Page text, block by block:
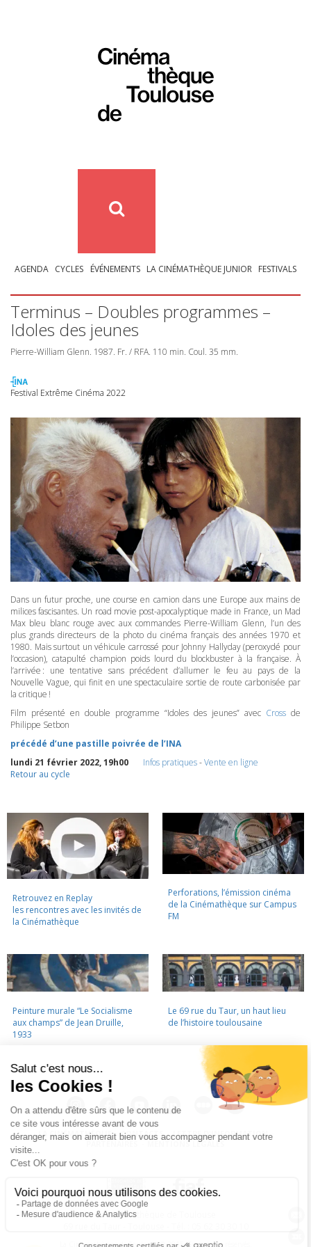
AGENDA CYCLES ÉVÉNEMENTS LA CINÉMATHÈQUE JUNIOR FESTIVALS
Terminus – Doubles programmes –
Idoles des jeunes
Pierre-William Glenn. 1987. Fr. / RFA. 110 min. Coul. 35 mm.
Festival Extrême Cinéma 2022
Dans un futur proche, une course en camion dans une Europe aux mains de
milices fascisantes. Un road movie post-apocalyptique made in France, un Mad
Max bleu blanc rouge avec aux commandes Pierre-William Glenn, l’un des
plus grands directeurs de la photo du cinéma français des années 1970 et
1980. Mais surtout un véhicule carrossé pour Johnny Hallyday (peroxydé pour
l’occasion), catapulté champion poids lourd du blockbuster à la française. À
l’arrivée : une tentative sans précédent d’allumer le feu au pays de la
Nouvelle Vague, qui finit en une spectaculaire sortie de route carbonisée par
la critique !
Film présenté en double programme “Idoles des jeunes” avec Cross de
Philippe Setbon
précédé d’une pastille poivrée de l’INA
lundi 21 février 2022, 19h00
Infos pratiques-Vente en ligne
Retour au cycle
Retrouvez en Replay
les rencontres avec les invités de
la Cinémathèque
Perforations, l’émission cinéma
de la Cinémathèque sur Campus
FM
Peinture murale “Le Socialisme
aux champs” de Jean Druille,
1933
Le 69 rue du Taur, un haut lieu
de l’histoire toulousaine
LA CINÉMATHÈQUE · CONTACTS · LETTRE D'INFORMATION ·
MENTIONS LÉGALES
La Cinémathèque de Toulouse
La Cinémathèque de Toulouse © 2015. Tous droits réservés.